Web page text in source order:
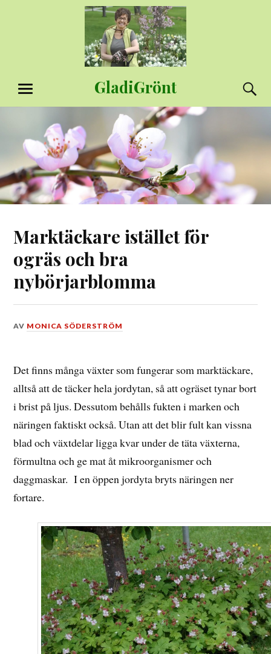
GladiGrönt
MENY
Marktäckare istället för
ogräs och bra
nybörjarblomma
DEN
2012
AV MONICA SÖDERSTRÖM
Det finns många växter som fungerar som marktäckare,
alltså att de täcker hela jordytan, så att ogräset tynar bort
i brist på ljus. Dessutom behålls fukten i marken och
näringen faktiskt också. Utan att det blir fult kan vissna
blad och växtdelar ligga kvar under de täta växterna,
förmultna och ge mat åt mikroorganismer och
daggmaskar. I en öppen jordyta bryts näringen ner
fortare.